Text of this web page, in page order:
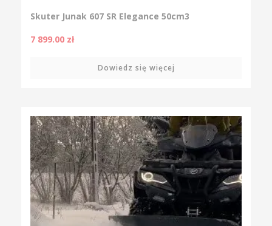
Skuter Junak 607 SR Elegance 50cm3
7 899.00 zł
Dowiedz się więcej